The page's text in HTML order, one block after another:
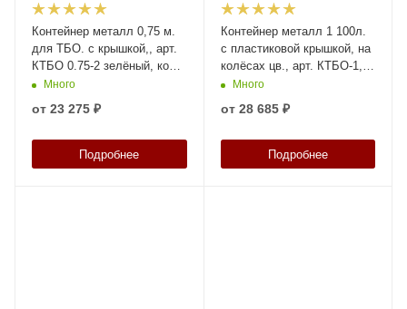
Контейнер металл 0,75 м.
для ТБО. с крышкой,, арт.
КТБО 0.75-2 зелёный, код:
24126
Много
от 23 275 ₽
Подробнее
Контейнер металл 1 100л.
с пластиковой крышкой, на
колёсах цв., арт. КТБО-1,1
зелёный, код: 28719
Много
от 28 685 ₽
Подробнее